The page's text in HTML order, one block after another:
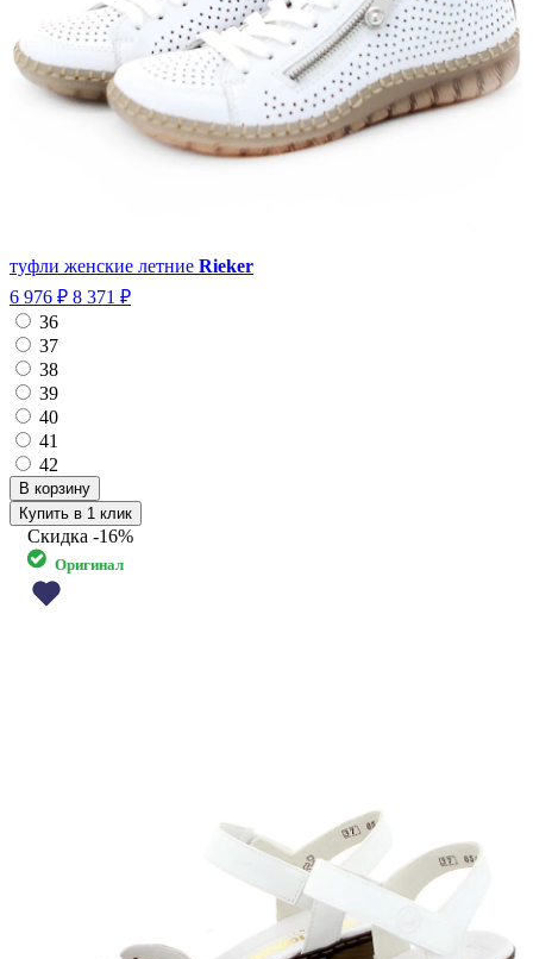
туфли женские летние Rieker
6 976 ₽ 8 371 ₽
36
37
38
39
40
41
42
Купить в 1 клик
Скидка -16%
Оригинал